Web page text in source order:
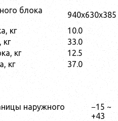
блока
940x630x385
кг
10.0
кг
33.0
кг
12.5
кг
37.0
наружного
−15 ~
+43